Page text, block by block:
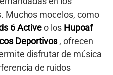
Muchos modelos, como
6 Activeo los Hupoaf
Deportivos, ofrecen
disfrutar de música
de ruidos